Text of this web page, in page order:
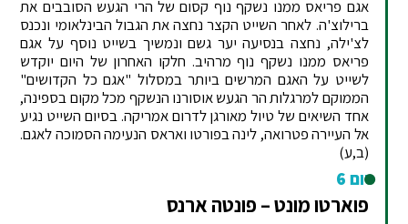
אגם פריאס ממנו נשקף נוף קסום של הרי הגעש הסובבים את
ברילוצ'ה. לאחר השייט הקצר נחצה את הגבול הבינלאומי ונכנס
לצ'ילה, נחצה בנסיעה יער גשם ונמשיך בשייט נוסף על אגם
פריאס ממנו נשקף נוף מרהיב. חלקו האחרון של היום יוקדש
לשייט על האגם המרשים ביותר במסלול "אגם כל הקדושים"
הממוקם למרגלות הר הגעש אוסורנו הנשקף מכל מקום בספינה,
אחד השיאים של טיול מאורגן לדרום אמריקה. בסיום השייט נגיע
אל העיירה פטרואה, לינה בפורטו ואראס הנעימה הסמוכה לאגם.
(ב,ע)
יום 6
פוארטו מונט – פונטה ארנס